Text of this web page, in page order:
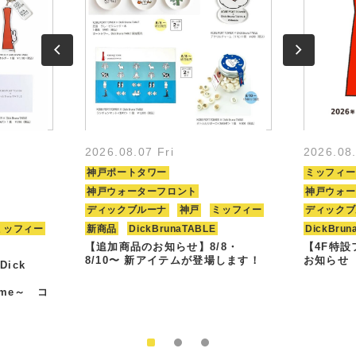
ッフィー
～ コ
2026.08.07 Fri
神戸ポートタワー
神戸ウォーターフロント
ディックブルーナ
神戸
ミッフィー
新商品
DickBrunaTABLE
【追加商品のお知らせ】8/8・
8/10〜 新アイテムが登場します！
ミッフィー
神戸ウォ
ディック
【4F特
お知らせ